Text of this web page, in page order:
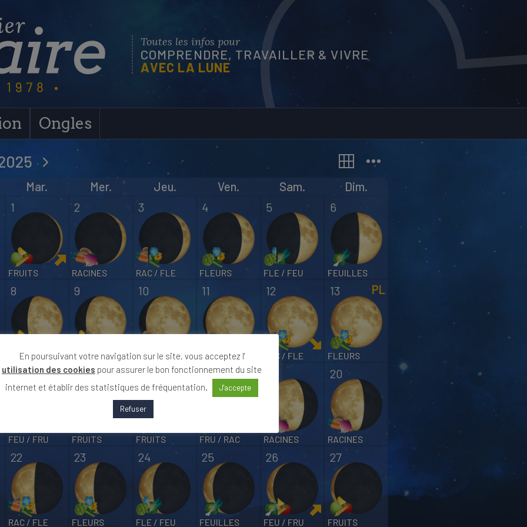
Toutes les infos pour
COMPRENDRE, TRAVAILLER & VIVRE
AVEC LA LUNE
Ongles
Mar. Mer. Jeu. Ven. Sam.
Dim.
1
FRUITS
2
RACINES
3
RAC / FLE
4
FLEURS
5
FLE / FEU
6
FEUILLES
8
FRUITS
9
FRU / RAC
10
RACINES
11
RACINES
12
RAC / FLE
13
FLEURS
15
FEU / FRU
16
FRUITS
17
FRUITS
18
FRU / RAC RACINES
20
RACINES
22
RAC / FLE
23
FLEURS
24
FLE / FEU
25
FEUILLES
26
FEU / FRU
27
FRUITS
En poursuivant votre navigation sur le site, vous acceptez l'
utilisation des cookies pour assurer le bon fonctionnement du site
internet et établir des statistiques de fréquentation.
J'accepte
Refuser